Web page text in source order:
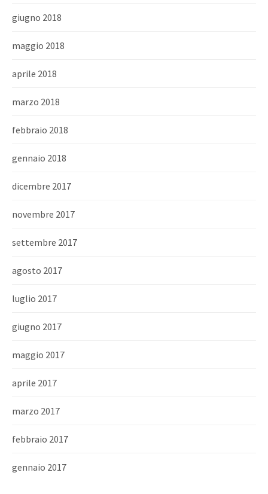
giugno 2018
maggio 2018
aprile 2018
marzo 2018
febbraio 2018
gennaio 2018
dicembre 2017
novembre 2017
settembre 2017
agosto 2017
luglio 2017
giugno 2017
maggio 2017
aprile 2017
marzo 2017
febbraio 2017
gennaio 2017